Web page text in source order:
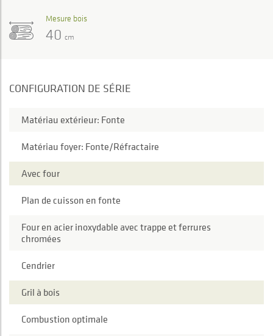
Mesure bois
40 cm
CONFIGURATION DE SÉRIE
Matériau extérieur: Fonte
Matériau foyer: Fonte/Réfractaire
Avec four
Plan de cuisson en fonte
Four en acier inoxydable avec trappe et ferrures
chromées
Cendrier
Gril à bois
Combustion optimale